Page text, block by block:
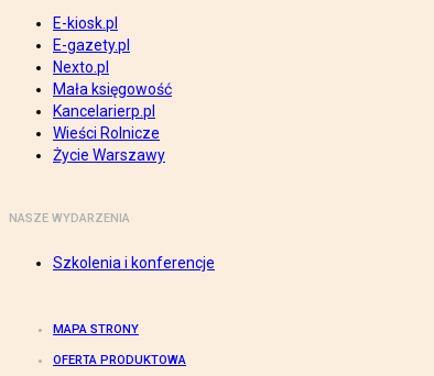
E-kiosk.pl
E-gazety.pl
Nexto.pl
Mała księgowość
Kancelarierp.pl
Wieści Rolnicze
Życie Warszawy
NASZE WYDARZENIA
Szkolenia i konferencje
MAPA STRONY
OFERTA PRODUKTOWA